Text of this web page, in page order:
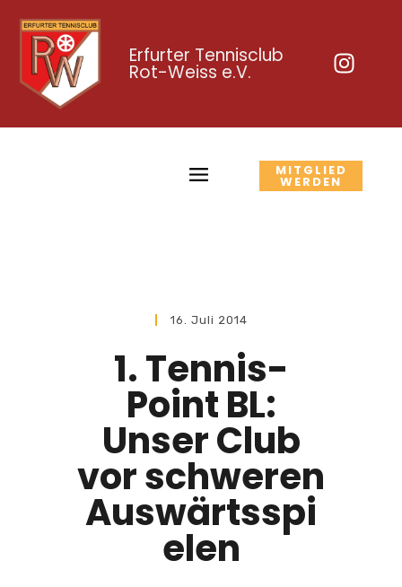
Erfurter Tennisclub
Rot-Weiss e.V.
MITGLIED
WERDEN
16. Juli 2014
1. Tennis-
Point BL:
Unser Club
vor schweren
Auswärtsspi
elen